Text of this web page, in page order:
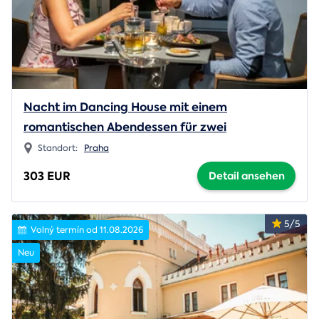
Nacht im Dancing House mit einem
romantischen Abendessen für zwei
Standort: Praha
303 EUR Detail ansehen
5/5
Volný termín od 11.08.2026
Neu